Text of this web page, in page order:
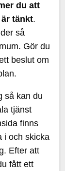
du att
tänkt.
så
Gör du
beslut om
så kan du
tjänst
finns
i och skicka
Efter att
fått ett